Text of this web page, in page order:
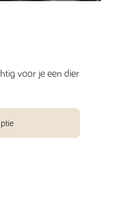
voor je een dier